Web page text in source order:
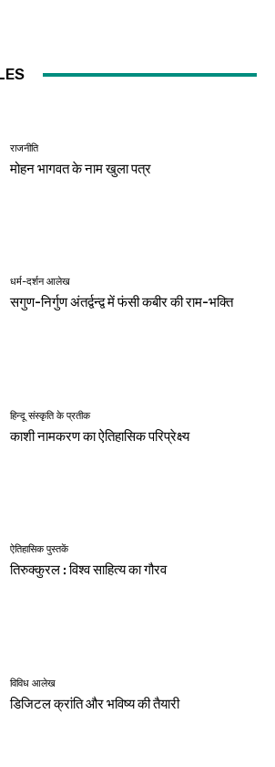
राजनीति
मोहन भागवत के नाम खुला पत्र
धर्म-दर्शन आलेख
सगुण-निर्गुण अंतर्द्वन्द्व में फंसी कबीर की राम-भक्ति
हिन्दू संस्कृति के प्रतीक
काशी नामकरण का ऐतिहासिक परिप्रेक्ष्य
ऐतिहासिक पुस्तकें
तिरुक्कुरल : विश्व साहित्य का गौरव
विविध आलेख
डिजिटल क्रांति और भविष्य की तैयारी